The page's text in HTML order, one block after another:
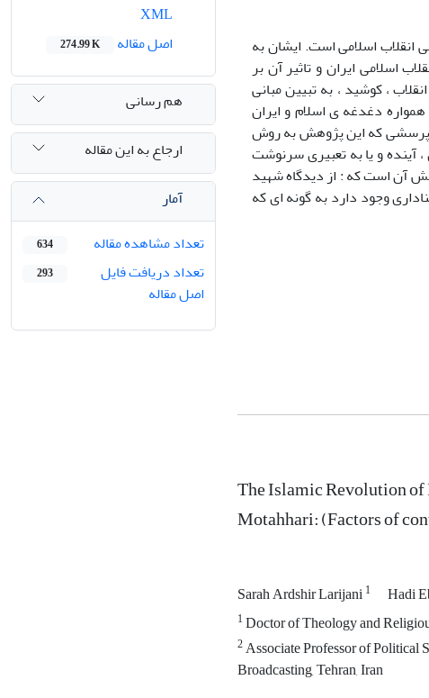
اسلامی است. ایشان به
اسلامی ایران و تاثیر آن بر
، کوشید ، به تبیین مبانی
دغدغه ی اسلام و ایران
پرسشی که این پژوهش به روش
و یا به تعبیری سرنوشت
آن است که : از دیدگاه شهید
وجود دارد به گونه ای که
The Islamic Revolution
Motahhari: (Factors of
Sarah Ardshir Larijani1 Hadi
1Doctor of Theology and
2Associate Professor of Political
Broadcasting, Tehran, Iran
اصل مقاله
274.99 K
هم رسانی
ارجاع به این مقاله
آمار
تعداد مشاهده مقاله
634
تعداد دریافت فایل
اصل مقاله
293